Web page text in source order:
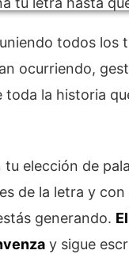
todos los
ocurriendo,
toda la historia
tu elección de
de la letra y con
generando.
y sigue